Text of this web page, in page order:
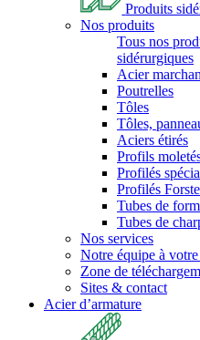
Produits
Nos produits
Tous nos
sidérurgiques
Acier
Poutrelles
Tôles
Tôles,
Aciers étirés
Profils
Profilés
Profilés
Tubes de
Tubes de
Nos services
Notre équipe à
Zone de
Sites & contact
Acier d’armature